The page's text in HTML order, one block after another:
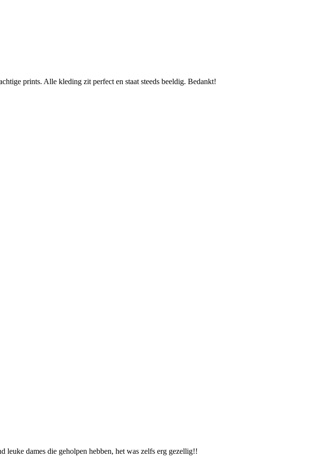
prints. Alle kleding zit perfect en staat steeds beeldig. Bedankt!
leuke dames die geholpen hebben, het was zelfs erg gezellig!!